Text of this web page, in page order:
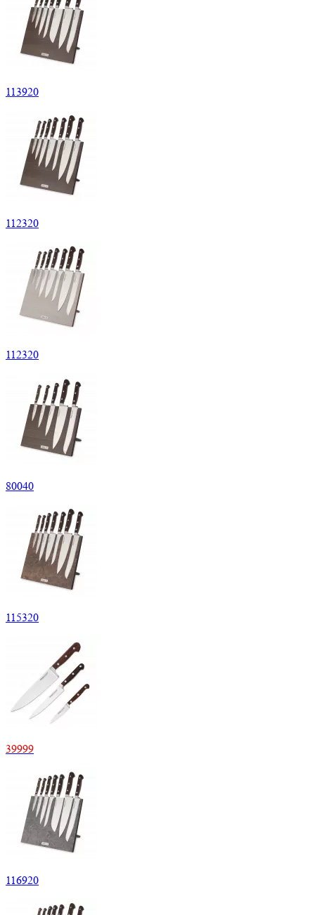
113920
112320
112320
80040
115320
39999
116920